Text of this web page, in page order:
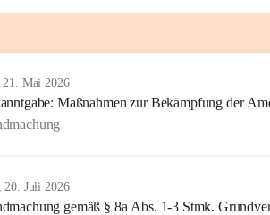
Mai 2026
Maßnahmen zur Bekämpfung der
20. Juli 2026
gemäß § 8a Abs. 1-3 Stmk.